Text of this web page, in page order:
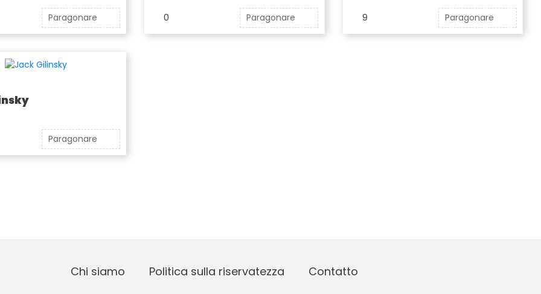
Paragonare 0 Paragonare 9 Paragonare
Paragonare
Chi siamo Politica sulla riservatezza Contatto